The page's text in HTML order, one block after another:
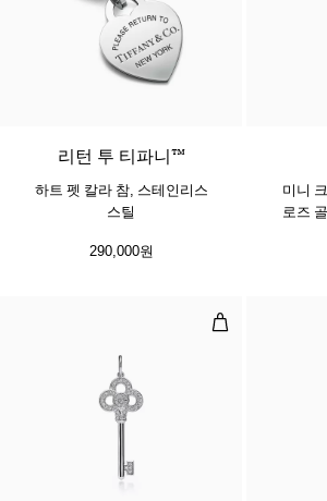
리턴 투 티파니™
하트 펫 칼라 참, 스테인리스
스틸
290,000원
미니
로즈
미니 크라운